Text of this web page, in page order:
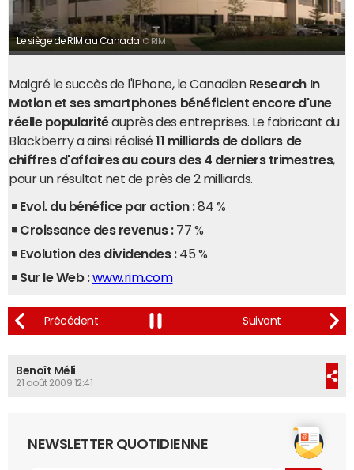
Le siège de RIM au Canada © RIM
Malgré le succès de l'iPhone, le Canadien Research In
Motion et ses smartphones bénéficient encore d'une
réelle popularitéauprès des entreprises. Le fabricant du
Blackberry a ainsi réalisé11 milliards de dollars de
chiffres d'affaires au cours des 4 derniers trimestres,
pour un résultat net de près de 2 milliards.
Evol. du bénéfice par action :84 %
Croissance des revenus : 77 %
Evolution des dividendes : 45 %
Sur le Web :www.rim.com
Benoît Méli
21 août 2009 12:41
NEWSLETTER QUOTIDIENNE